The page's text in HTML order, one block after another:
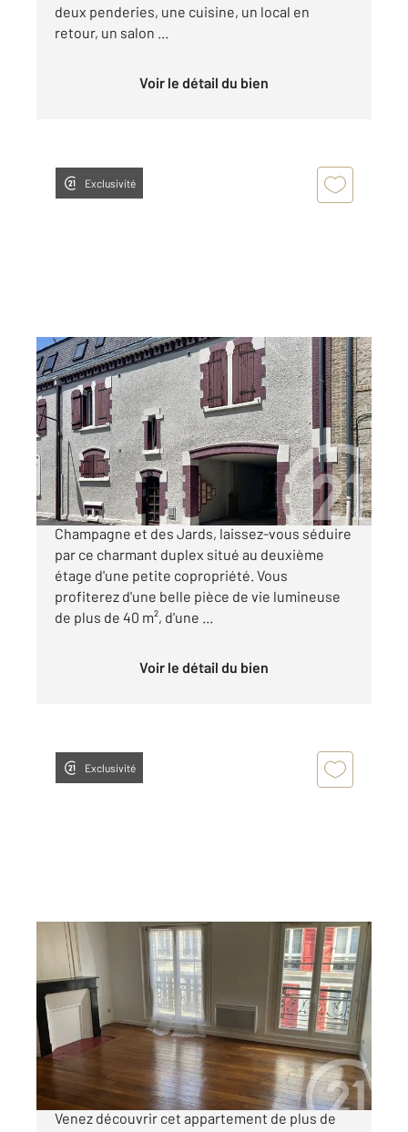
deux penderies, une cuisine, un local en
retour, un salon ...
Voir le détail du bien
Exclusivité
CHALONS EN CHAMPAGNE 51
60 m2, 2 pièces
Ref : 8352
Appartement Duplex à vendre
72 000 €
À deux pas du centre-ville de Châlons-en-
Champagne et des Jards, laissez-vous séduire
par ce charmant duplex situé au deuxième
étage d'une petite copropriété. Vous
profiterez d'une belle pièce de vie lumineuse
de plus de 40 m², d'une ...
Voir le détail du bien
Exclusivité
CHALONS EN CHAMPAGNE 51
81 m
, 5 pièces
Ref : 8349
Appartement F4 à vendre
99 000 €
châlons-en-Champagne, hyper centre-ville.
Venez découvrir cet appartement de plus de